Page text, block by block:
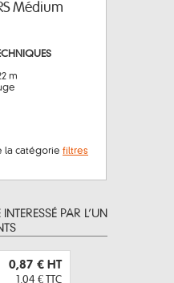
Médium
m
la catégorie filtres
PAR L’UN
0,87 € HT
1,04 € TTC